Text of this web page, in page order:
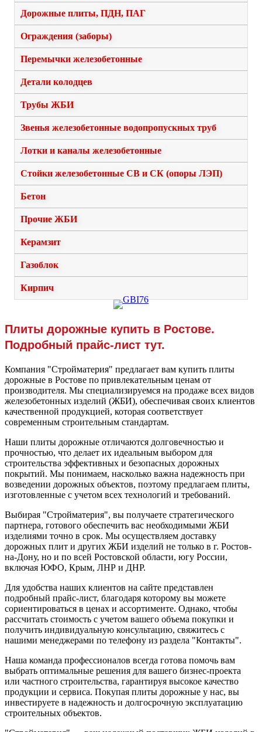
Дорожные плиты, ПДН, ПАГ
Ограждения (заборы)
Перемычки железобетонные
Детали колодцев
Трубы ЖБИ
Звенья железобетонные водопропускных труб
Лотки и каналы железобетонные
Стойки железобетонные СВ и СК (опоры ЛЭП)
Бетон
Прочие ЖБИ
Керамзит
Газоблок
Кирпич
Плиты дорожные купить в Ростове.
Подробный прайс-лист тут.
Компания "Стройматерия" предлагает вам купить плиты
дорожные в Ростове по привлекательным ценам от
производителя. Мы специализируемся на продаже всех видов
железобетонных изделий (ЖБИ), обеспечивая своих клиентов
качественной продукцией, которая соответствует
современным строительным стандартам.
Наши плиты дорожные отличаются долговечностью и
прочностью, что делает их идеальным выбором для
строительства эффективных и безопасных дорожных
покрытий. Мы понимаем, насколько важна надежность при
возведении дорожных объектов, поэтому предлагаем плиты,
изготовленные с учетом всех технологий и требований.
Выбирая "Стройматерия", вы получаете стратегического
партнера, готового обеспечить вас необходимыми ЖБИ
изделиями точно в срок. Мы осуществляем доставку
дорожных плит и других ЖБИ изделий не только в г. Ростов-
на-Дону, но и по всей Ростовской области, югу России,
включая ЮФО, Крым, ЛНР и ДНР.
Для удобства наших клиентов на сайте представлен
подробный прайс-лист, благодаря которому вы можете
сориентироваться в ценах и ассортименте. Однако, чтобы
рассчитать стоимость с учетом вашего объема покупки и
получить индивидуальную консультацию, свяжитесь с
нашими менеджерами по телефону из раздела "Контакты".
Наша команда профессионалов всегда готова помочь вам
выбрать оптимальные решения для вашего бизнес-проекта
или частного строительства, гарантируя высокое качество
продукции и сервиса. Покупая плиты дорожные у нас, вы
инвестируете в надежность и долгосрочную эксплуатацию
строительных объектов.